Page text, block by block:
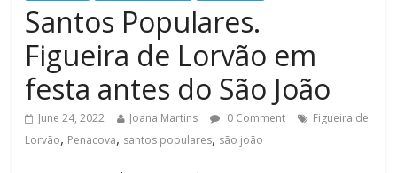
Santos Populares.
Figueira de Lorvão em
festa antes do São João
June 24, 2022 Joana Martins 0 Comment
Figueira de
Lorvão, Penacova, santos populares, são joão